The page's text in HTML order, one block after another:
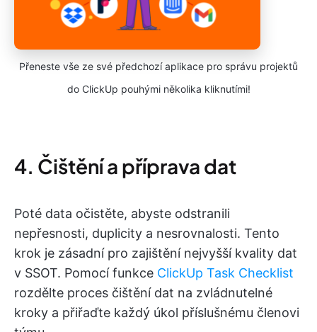
Přeneste vše ze své předchozí aplikace pro správu projektů
do ClickUp pouhými několika kliknutími!
4. Čištění a příprava dat
Poté data očistěte, abyste odstranili
nepřesnosti, duplicity a nesrovnalosti. Tento
krok je zásadní pro zajištění nejvyšší kvality dat
v SSOT. Pomocí funkce ClickUp Task Checklist
rozdělte proces čištění dat na zvládnutelné
kroky a přiřaďte každý úkol příslušnému členovi